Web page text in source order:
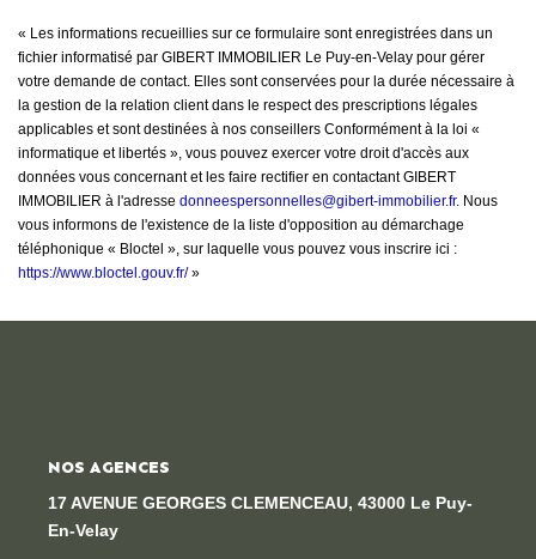
« Les informations recueillies sur ce formulaire sont enregistrées dans un
fichier informatisé par GIBERT IMMOBILIER Le Puy-en-Velay pour gérer
votre demande de contact. Elles sont conservées pour la durée nécessaire à
la gestion de la relation client dans le respect des prescriptions légales
applicables et sont destinées à nos conseillers Conformément à la loi «
informatique et libertés », vous pouvez exercer votre droit d'accès aux
données vous concernant et les faire rectifier en contactant GIBERT
IMMOBILIER à l'adresse donneespersonnelles@gibert-immobilier.fr. Nous
vous informons de l'existence de la liste d'opposition au démarchage
téléphonique « Bloctel », sur laquelle vous pouvez vous inscrire ici :
https://www.bloctel.gouv.fr/»
NOS AGENCES
17 AVENUE GEORGES CLEMENCEAU, 43000 Le Puy-
En-Velay